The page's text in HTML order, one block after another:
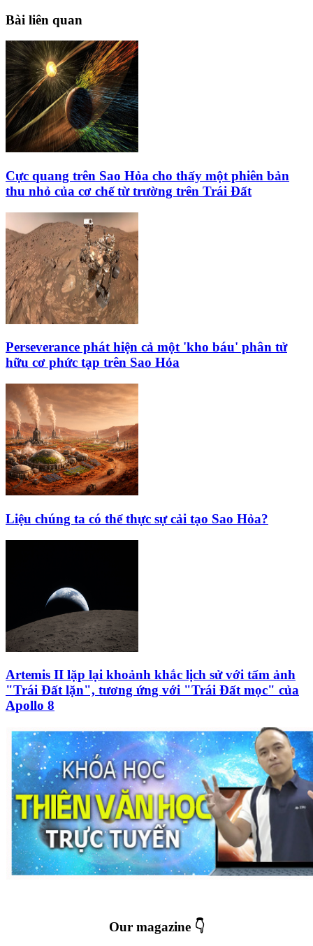
Bài liên quan
Cực quang trên Sao Hỏa cho thấy một phiên bản
thu nhỏ của cơ chế từ trường trên Trái Đất
Perseverance phát hiện cả một 'kho báu' phân tử
hữu cơ phức tạp trên Sao Hỏa
Liệu chúng ta có thể thực sự cải tạo Sao Hỏa?
Artemis II lặp lại khoảnh khắc lịch sử với tấm ảnh
"Trái Đất lặn", tương ứng với "Trái Đất mọc" của
Apollo 8
Our magazine 👇